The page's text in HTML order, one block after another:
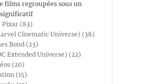
films regroupées sous un
Pixar (83)
Cinematic Universe) (38)
Bond (23)
Extended Universe) (22)
(20)
(15)